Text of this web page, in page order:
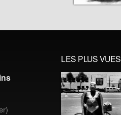
LES PLUS VUES